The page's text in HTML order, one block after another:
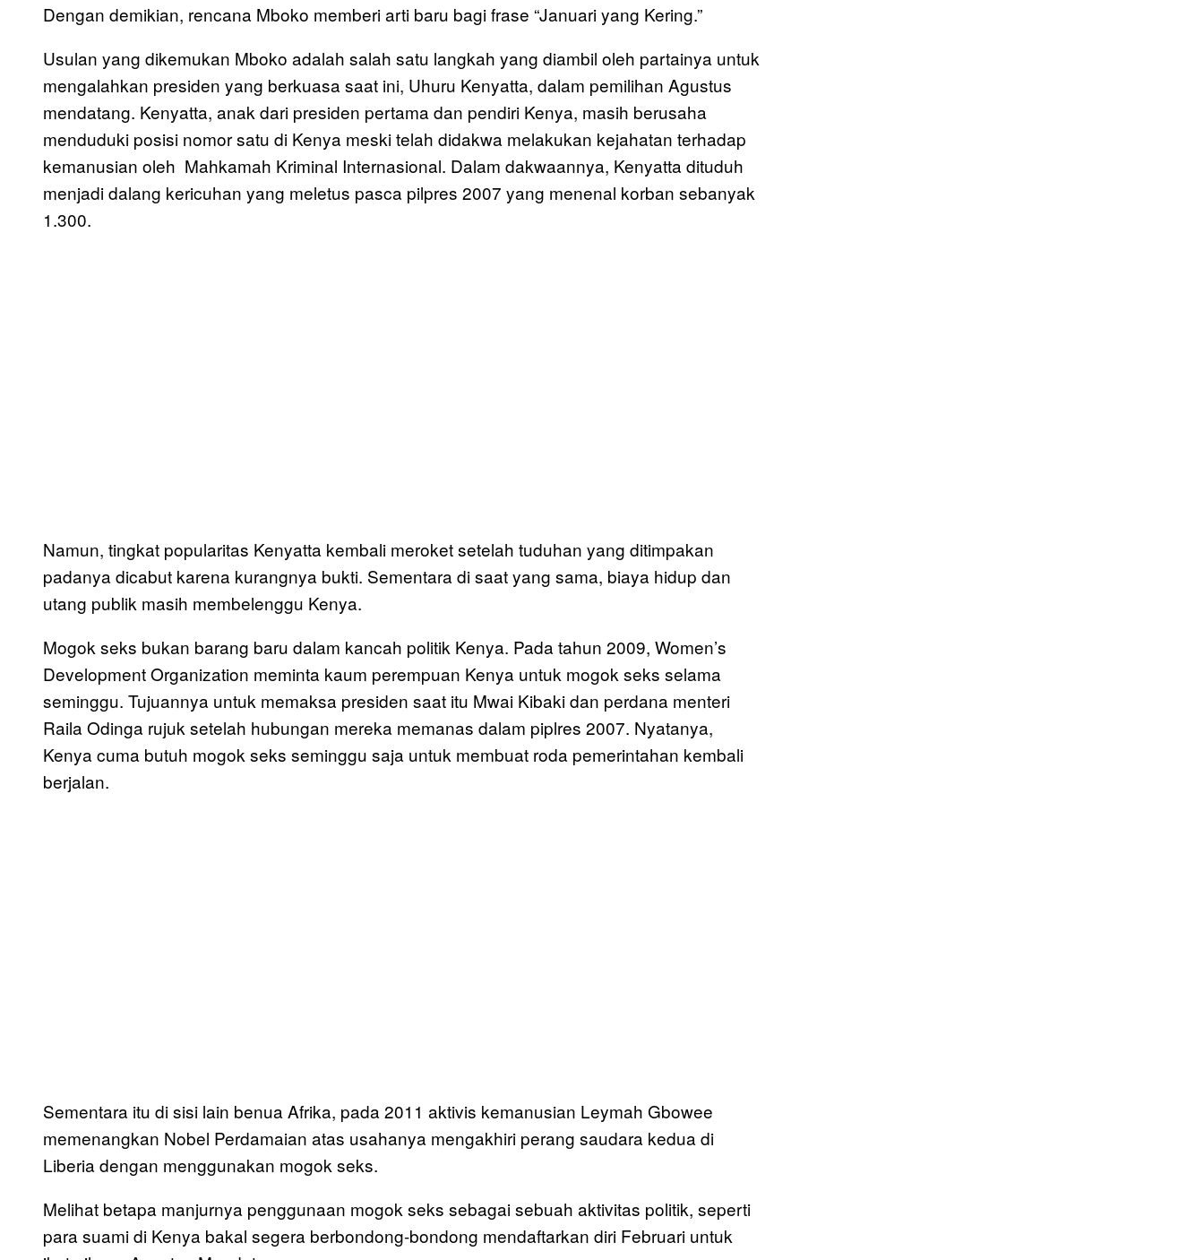
Dengan demikian, rencana Mboko memberi arti baru bagi frase “Januari yang Kering.”
Usulan yang dikemukan Mboko adalah salah satu langkah yang diambil oleh partainya untuk
mengalahkan presiden yang berkuasa saat ini, Uhuru Kenyatta, dalam pemilihan Agustus
mendatang. Kenyatta, anak dari presiden pertama dan pendiri Kenya, masih berusaha
menduduki posisi nomor satu di Kenya meski telah didakwa melakukan kejahatan terhadap
kemanusian oleh Mahkamah Kriminal Internasional. Dalam dakwaannya, Kenyatta dituduh
menjadi dalang kericuhan yang meletus pasca pilpres 2007 yang menenal korban sebanyak
1.300.
Namun, tingkat popularitas Kenyatta kembali meroket setelah tuduhan yang ditimpakan
padanya dicabut karena kurangnya bukti. Sementara di saat yang sama, biaya hidup dan
utang publik masih membelenggu Kenya.
Mogok seks bukan barang baru dalam kancah politik Kenya. Pada tahun 2009, Women’s
Development Organization meminta kaum perempuan Kenya untuk mogok seks selama
seminggu. Tujuannya untuk memaksa presiden saat itu Mwai Kibaki dan perdana menteri
Raila Odinga rujuk setelah hubungan mereka memanas dalam piplres 2007. Nyatanya,
Kenya cuma butuh mogok seks seminggu saja untuk membuat roda pemerintahan kembali
berjalan.
Sementara itu di sisi lain benua Afrika, pada 2011 aktivis kemanusian Leymah Gbowee
memenangkan Nobel Perdamaian atas usahanya mengakhiri perang saudara kedua di
Liberia dengan menggunakan mogok seks.
Melihat betapa manjurnya penggunaan mogok seks sebagai sebuah aktivitas politik, seperti
para suami di Kenya bakal segera berbondong-bondong mendaftarkan diri Februari untuk